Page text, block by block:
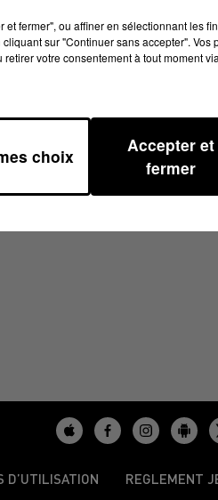
D’UTILISATION REGLEMENT
fermer", ou affiner en sélectionnant les
sur "Continuer sans accepter".
votre consentement à tout moment
choix
Accepter et
fermer